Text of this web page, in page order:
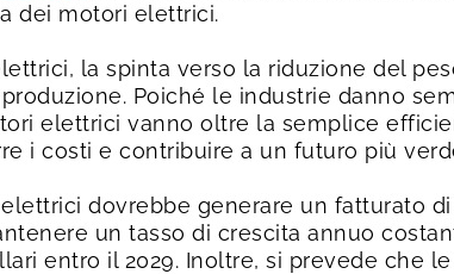
dei motori elettrici.
la spinta verso la riduzione del
Poiché le industrie danno
elettrici vanno oltre la semplice
i costi e contribuire a un futuro più
dovrebbe generare un fatturato di
un tasso di crescita annuo
entro il 2029. Inoltre, si prevede che